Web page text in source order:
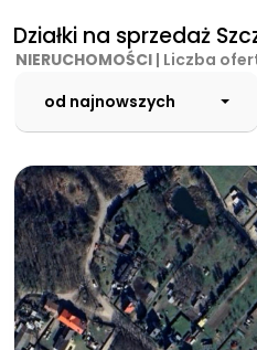
Działki na sprzedaż
NIERUCHOMOŚCI | Liczba
od najnowszych